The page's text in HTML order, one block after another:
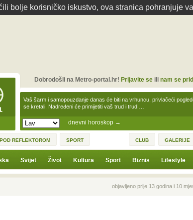
bolje korisničko iskustvo, ova stranica pohranjuje
dnevni horoskop →
Vaš šarm i samopouzdanje danas će biti na vrhuncu, privlačeći
se kretali. Nadređeni će primijetiti vaš trud i trud …
Dobrodošli na Metro-portal.hr! Prijavite seili nam se
POD REFLEKTOROM SPORT CLUB GALERIJE
Svijet Život Kultura Sport Biznis Lifestyle
Prethodna vijestobjavljeno prije 13 godina i 10